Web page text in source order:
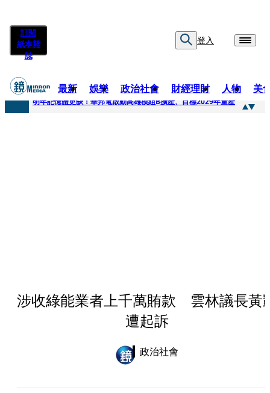
訂閱
紙本雜
誌
登入
最新 娛樂 政治社會 財經理財 人物 美
快訊
明年記憶體更缺！華邦電啟動高雄模組B擴產、目標2029年量產
涉收綠能業者上千萬賄款 雲林議長黃
遭起訴
政治社會